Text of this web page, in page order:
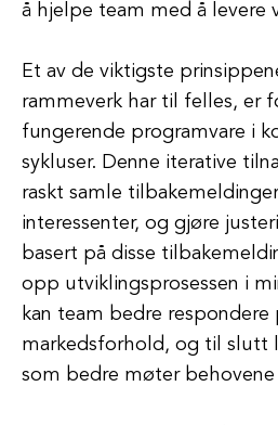
å hjelpe team med å levere
Et av de viktigste
rammeverk har til felles, er
fungerende programvare i
sykluser. Denne iterative
raskt samle
interessenter, og gjøre
basert på disse
opp utviklingsprosessen i
kan team bedre respondere
markedsforhold, og til slutt
som bedre møter